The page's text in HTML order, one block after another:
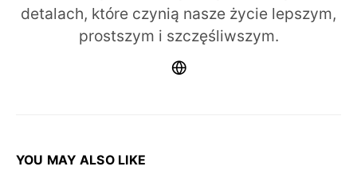
detalach, które czynią nasze życie lepszym,
prostszym i szczęśliwszym.
YOU MAY ALSO LIKE